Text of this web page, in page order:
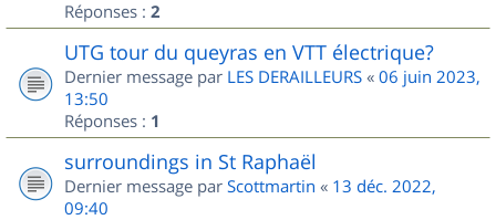
Réponses : 2
UTG tour du queyras en VTT électrique?
Dernier message par LES DERAILLEURS « 06 juin 2023,
13:50
Réponses : 1
surroundings in St Raphaël
Dernier message par Scottmartin « 13 déc. 2022,
09:40